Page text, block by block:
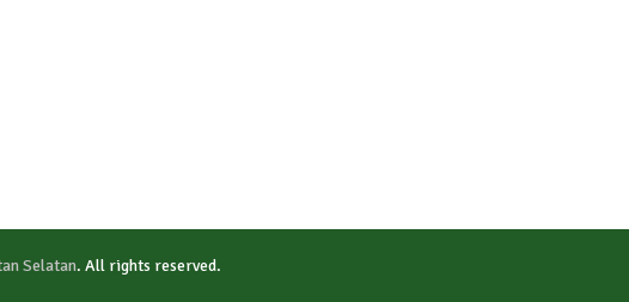
Selatan. All rights reserved.